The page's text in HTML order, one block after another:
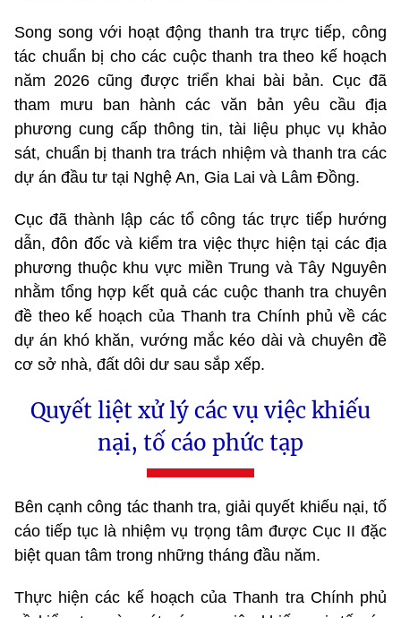
Song song với hoạt động thanh tra trực tiếp, công
tác chuẩn bị cho các cuộc thanh tra theo kế hoạch
năm 2026 cũng được triển khai bài bản. Cục đã
tham mưu ban hành các văn bản yêu cầu địa
phương cung cấp thông tin, tài liệu phục vụ khảo
sát, chuẩn bị thanh tra trách nhiệm và thanh tra các
dự án đầu tư tại Nghệ An, Gia Lai và Lâm Đồng.
Cục đã thành lập các tổ công tác trực tiếp hướng
dẫn, đôn đốc và kiểm tra việc thực hiện tại các địa
phương thuộc khu vực miền Trung và Tây Nguyên
nhằm tổng hợp kết quả các cuộc thanh tra chuyên
đề theo kế hoạch của Thanh tra Chính phủ về các
dự án khó khăn, vướng mắc kéo dài và chuyên đề
cơ sở nhà, đất dôi dư sau sắp xếp.
Quyết liệt xử lý các vụ việc khiếu
nại, tố cáo phức tạp
Bên cạnh công tác thanh tra, giải quyết khiếu nại, tố
cáo tiếp tục là nhiệm vụ trọng tâm được Cục II đặc
biệt quan tâm trong những tháng đầu năm.
Thực hiện các kế hoạch của Thanh tra Chính phủ